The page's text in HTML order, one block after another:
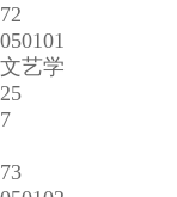
72
050101
文艺学
25
7
73